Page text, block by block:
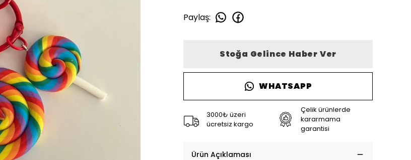
Paylaş:
Stoğa Gelince Haber Ver
WHATSAPP
3000₺ üzeri
ücretsiz kargo
Çelik ürünlerde
kararmama
garantisi
Ürün Açıklaması